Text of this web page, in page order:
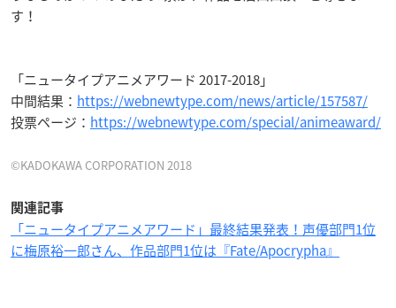
す！
「ニュータイプアニメアワード 2017-2018」
中間結果： https://webnewtype.com/news/article/157587/
投票ページ： https://webnewtype.com/special/animeaward/
©KADOKAWA CORPORATION 2018
関連記事
「ニュータイプアニメアワード」最終結果発表！声優部門1位
に梅原裕一郎さん、作品部門1位は『Fate/Apocrypha』